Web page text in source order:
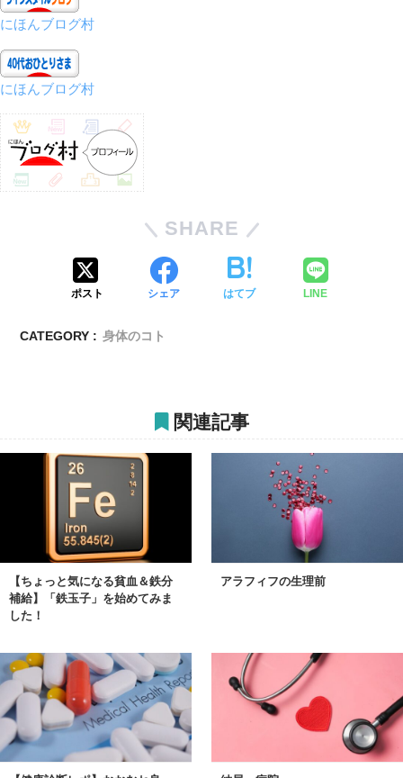
にほんブログ村
にほんブログ村
SHARE
ポスト シェア はてブ LINE
CATEGORY : 身体のコト
関連記事
【ちょっと気になる貧血＆鉄分
補給】「鉄玉子」を始めてみま
した！
アラフィフの生理前